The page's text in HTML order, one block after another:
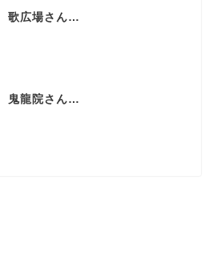
歌広場さん…
鬼龍院さん…